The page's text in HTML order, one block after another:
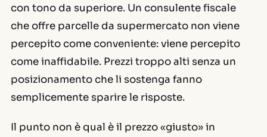
con tono da superiore. Un consulente fiscale
che offre parcelle da supermercato non viene
percepito come conveniente: viene percepito
come inaffidabile. Prezzi troppo alti senza un
posizionamento che li sostenga fanno
semplicemente sparire le risposte.
Il punto non è qual è il prezzo «giusto» in